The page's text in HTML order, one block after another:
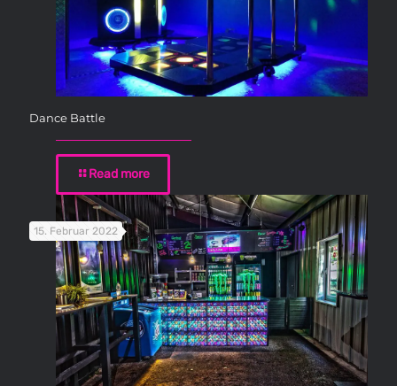
Dance Battle
Read more
15. Februar 2022